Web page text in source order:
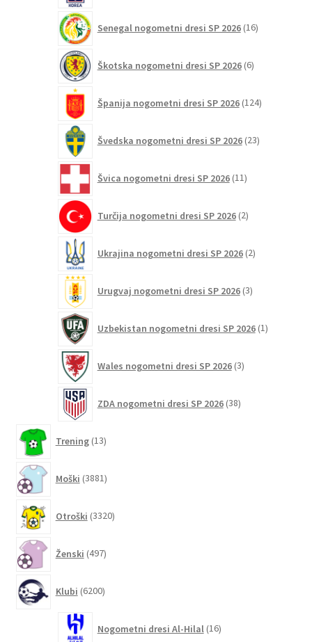
Senegal nogometni dresi SP 2026 16izdelkov
Škotska nogometni dresi SP 2026 6izdelkov
Španija nogometni dresi SP 2026 124izdelkov
Švedska nogometni dresi SP 2026 23izdelkov
Švica nogometni dresi SP 2026 11izdelkov
Turčija nogometni dresi SP 2026 2izdelka
Ukrajina nogometni dresi SP 2026 2izdelka
Urugvaj nogometni dresi SP 2026 3izdelki
Uzbekistan nogometni dresi SP 2026 1izdelek
Wales nogometni dresi SP 2026 3izdelki
ZDA nogometni dresi SP 2026 38izdelkov
Trening 13izdelkov
Moški 3881izdelkov
Otroški 3320izdelkov
Ženski 497izdelkov
Klubi 6200izdelkov
Nogometni dresi Al-Hilal 16izdelkov